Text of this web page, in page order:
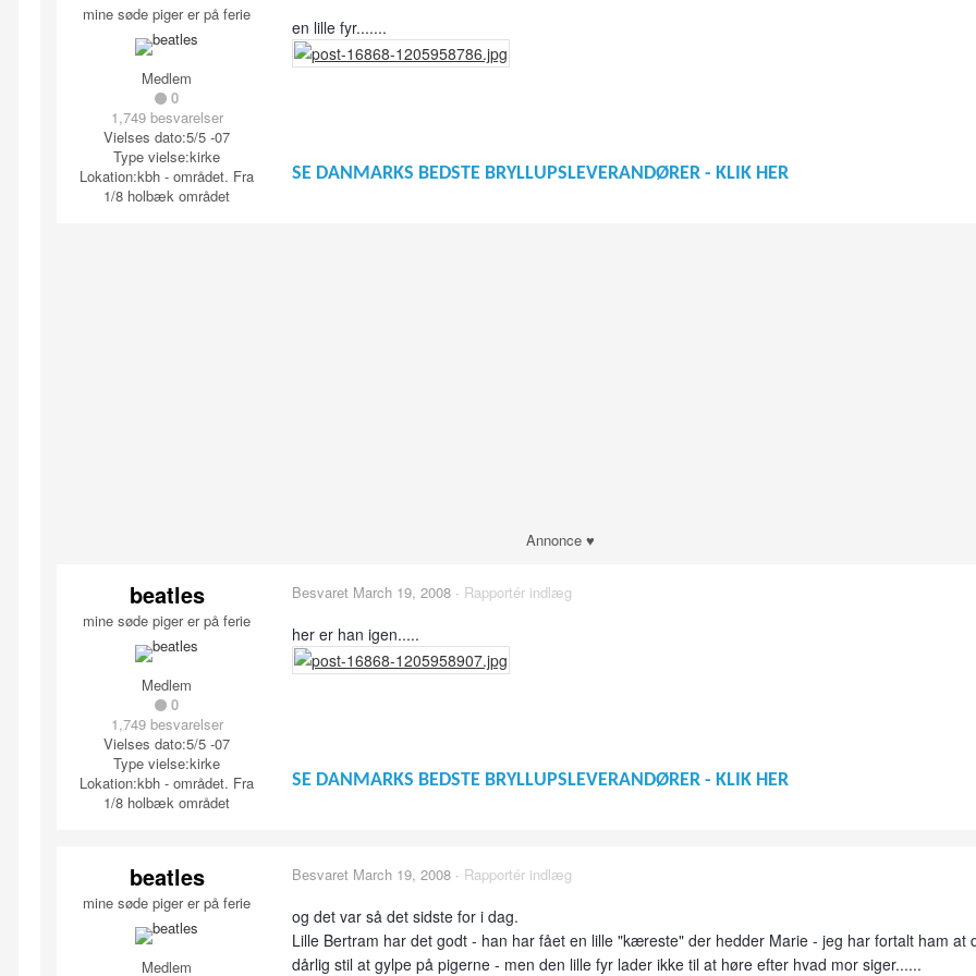
mine søde piger er på ferie
Medlem
0
1,749 besvarelser
Vielses dato:5/5 -07
Type vielse:kirke
Lokation:kbh - området. Fra
1/8 holbæk området
en lille fyr.......
SE DANMARKS BEDSTE BRYLLUPSLEVERANDØRER - KLIK HER
Annonce ♥
beatles
mine søde piger er på ferie
Medlem
0
1,749 besvarelser
Vielses dato:5/5 -07
Type vielse:kirke
Lokation:kbh - området. Fra
1/8 holbæk området
Besvaret March 19, 2008 · Rapportér indlæg
her er han igen.....
SE DANMARKS BEDSTE BRYLLUPSLEVERANDØRER - KLIK HER
beatles
mine søde piger er på ferie
Medlem
Besvaret March 19, 2008 · Rapportér indlæg
og det var så det sidste for i dag.
Lille Bertram har det godt - han har fået en lille "kæreste" der hedder Marie - jeg har fortalt ham at
dårlig stil at gylpe på pigerne - men den lille fyr lader ikke til at høre efter hvad mor siger......